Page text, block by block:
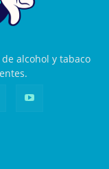
alcohol y tabaco